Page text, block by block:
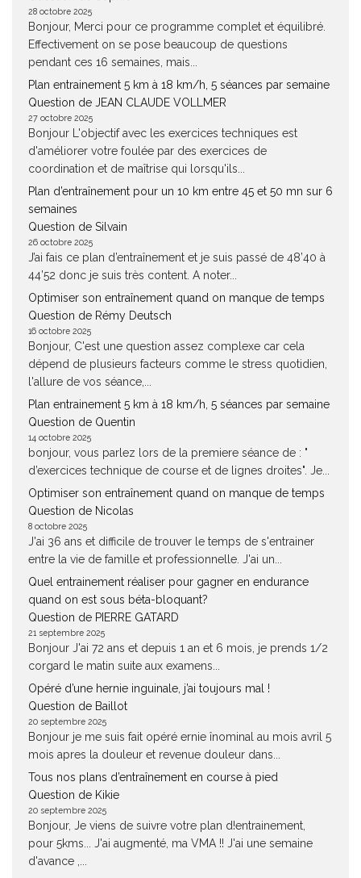
28 octobre 2025
Bonjour, Merci pour ce programme complet et équilibré.
Effectivement on se pose beaucoup de questions
pendant ces 16 semaines, mais...
Plan entrainement 5 km à 18 km/h, 5 séances par semaine
Question de JEAN CLAUDE VOLLMER
27 octobre 2025
Bonjour L'objectif avec les exercices techniques est
d'améliorer votre foulée par des exercices de
coordination et de maîtrise qui lorsqu'ils...
Plan d’entraînement pour un 10 km entre 45 et 50 mn sur 6
semaines
Question de Silvain
26 octobre 2025
J’ai fais ce plan d’entraînement et je suis passé de 48’40 à
44’52 donc je suis très content. A noter...
Optimiser son entraînement quand on manque de temps
Question de Rémy Deutsch
16 octobre 2025
Bonjour, C'est une question assez complexe car cela
dépend de plusieurs facteurs comme le stress quotidien,
l'allure de vos séance,...
Plan entrainement 5 km à 18 km/h, 5 séances par semaine
Question de Quentin
14 octobre 2025
bonjour, vous parlez lors de la premiere séance de : "
d’exercices technique de course et de lignes droites". Je...
Optimiser son entraînement quand on manque de temps
Question de Nicolas
8 octobre 2025
J'ai 36 ans et difficile de trouver le temps de s'entrainer
entre la vie de famille et professionnelle. J'ai un...
Quel entrainement réaliser pour gagner en endurance
quand on est sous béta-bloquant?
Question de PIERRE GATARD
21 septembre 2025
Bonjour J'ai 72 ans et depuis 1 an et 6 mois, je prends 1/2
corgard le matin suite aux examens...
Opéré d’une hernie inguinale, j’ai toujours mal !
Question de Baillot
20 septembre 2025
Bonjour je me suis fait opéré ernie înominal au mois avril 5
mois apres la douleur et revenue douleur dans...
Tous nos plans d’entraînement en course à pied
Question de Kikie
20 septembre 2025
Bonjour, Je viens de suivre votre plan d!entrainement,
pour 5kms... J'ai augmenté, ma VMA !! J'ai une semaine
d'avance ,...